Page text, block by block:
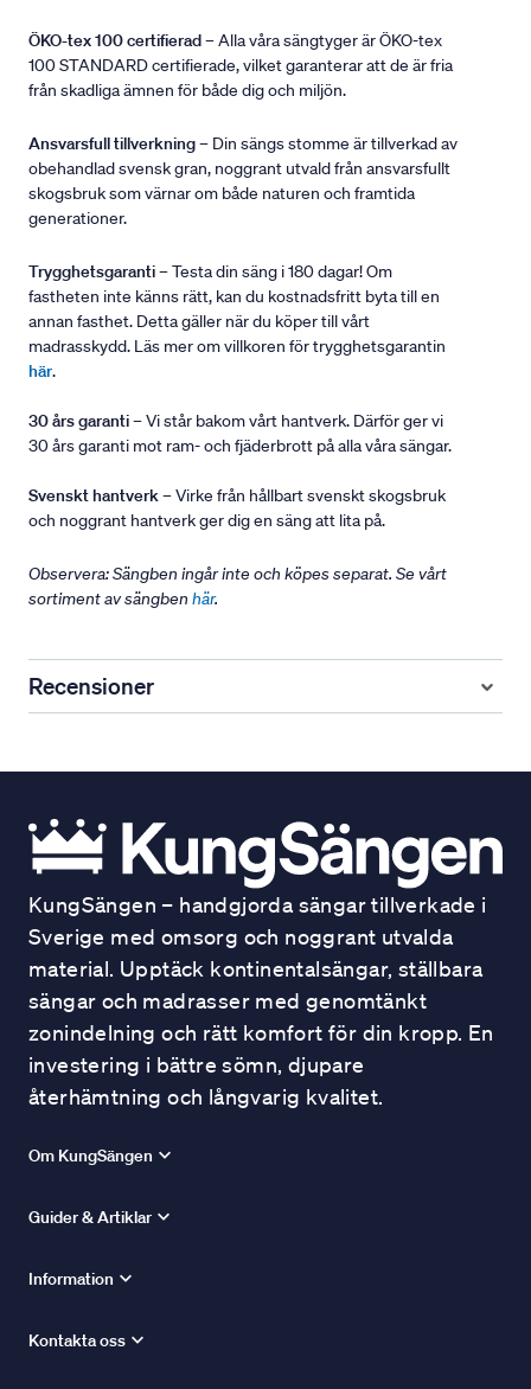
ÖKO-tex 100 certifierad– Alla våra sängtyger är ÖKO-tex
100 STANDARD certifierade, vilket garanterar att de är fria
från skadliga ämnen för både dig och miljön.
Ansvarsfull tillverkning– Din sängs stomme är tillverkad av
obehandlad svensk gran, noggrant utvald från ansvarsfullt
skogsbruk som värnar om både naturen och framtida
generationer.
Trygghetsgaranti– Testa din säng i 180 dagar! Om
fastheten inte känns rätt, kan du kostnadsfritt byta till en
annan fasthet. Detta gäller när du köper till vårt
madrasskydd. Läs mer om villkoren för trygghetsgarantin
här.
30 års garanti– Vi står bakom vårt hantverk. Därför ger vi
30 års garanti mot ram- och fjäderbrott på alla våra sängar.
Svenskt hantverk– Virke från hållbart svenskt skogsbruk
och noggrant hantverk ger dig en säng att lita på.
Observera: Sängben ingår inte och köpes separat. Se vårt
sortiment av sängben här.
Recensioner
KungSängen – handgjorda sängar tillverkade i
Sverige med omsorg och noggrant utvalda
material. Upptäck kontinentalsängar, ställbara
sängar och madrasser med genomtänkt
zonindelning och rätt komfort för din kropp. En
investering i bättre sömn, djupare
återhämtning och långvarig kvalitet.
Om KungSängen
Guider & Artiklar
Information
Kontakta oss